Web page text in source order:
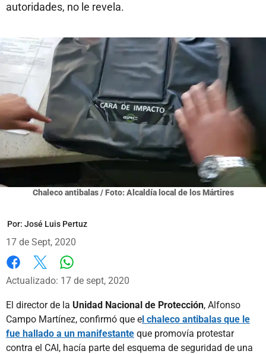
autoridades, no le revela.
Chaleco antibalas / Foto: Alcaldía local de los Mártires
Por: José Luis Pertuz
17 de Sept, 2020
Facebook
X
Actualizado: 17 de sept, 2020
El director de la Unidad Nacional de Protección, Alfonso
Campo Martínez, confirmó que el chaleco antibalas que le
fue hallado a un manifestante que promovía protestar
contra el CAI, hacía parte del esquema de seguridad de una